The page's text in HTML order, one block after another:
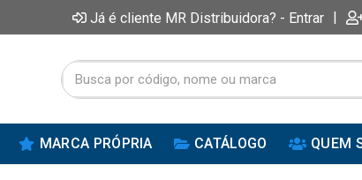
Já é cliente MR Distribuidora? - Entrar |
MARCA PRÓPRIA CATÁLOGO QUEM